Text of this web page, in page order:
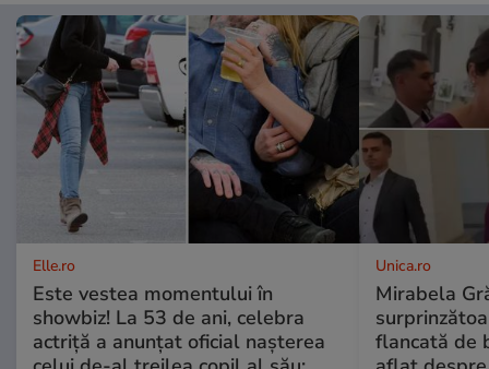
Elle.ro
Este vestea momentului în
showbiz! La 53 de ani, celebra
actriță a anunțat oficial nașterea
Unica.ro
Mirabela
flancată de